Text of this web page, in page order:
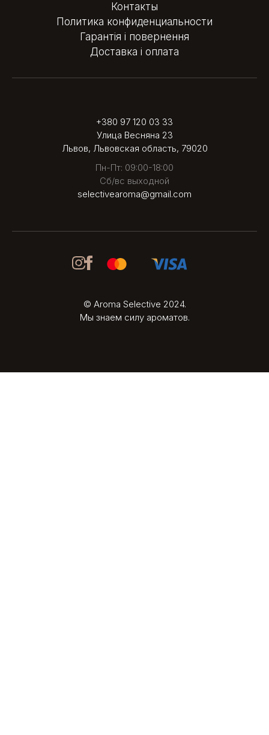
Контакты
Политика конфиденциальности
Гарантія і повернення
Доставка і оплата
+380 97 120 03 33
Улица Весняна 23
Львов, Львовская область, 79020
Пн-Пт: 09:00-18:00
Сб/вс выходной
selectivearoma@gmail.com
© Aroma Selective 2024.
Мы знаем силу ароматов.